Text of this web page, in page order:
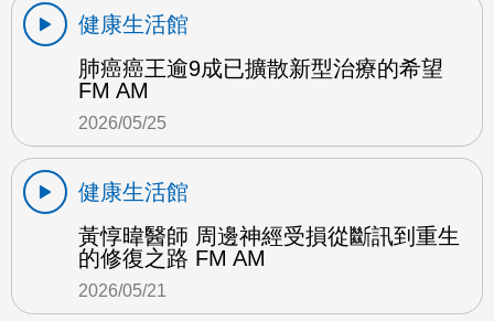
健康生活館
肺癌癌王逾9成已擴散新型治療的希望
FM AM
2026/05/25
健康生活館
黃惇暐醫師 周邊神經受損從斷訊到重生
的修復之路 FM AM
2026/05/21